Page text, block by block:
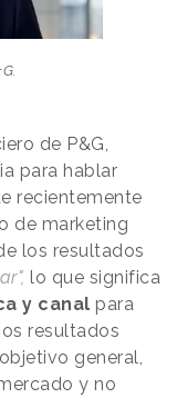
de P&G,
para hablar
recientemente
de marketing
los resultados
lo que significa
y canal para
resultados
general,
y no